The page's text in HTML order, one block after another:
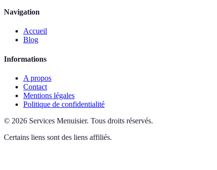
Navigation
Accueil
Blog
Informations
A propos
Contact
Mentions légales
Politique de confidentialité
© 2026 Services Menuisier. Tous droits réservés.
Certains liens sont des liens affiliés.